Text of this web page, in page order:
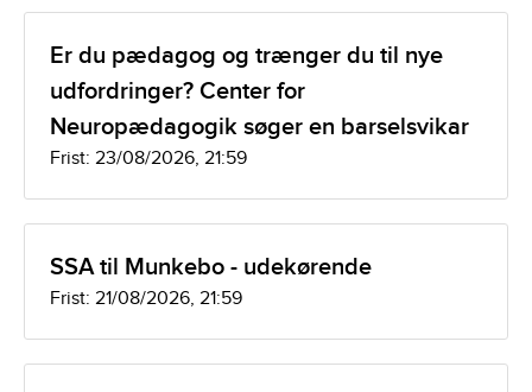
Er du pædagog og trænger du til nye
udfordringer? Center for
Neuropædagogik søger en barselsvikar
Frist: 23/08/2026, 21:59
SSA til Munkebo - udekørende
Frist: 21/08/2026, 21:59